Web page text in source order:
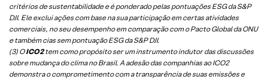
critérios de sustentabilidade e é ponderado pelas pontuações ESG da S&P
DJI. Ele exclui ações com base na sua participação em certas atividades
comerciais, no seu desempenho em comparação com o Pacto Global da ONU
e também cias sem pontuação ESG da S&P DJI.
(3) OICO2tem como propósito ser um instrumento indutor das discussões
sobre mudança do clima no Brasil. A adesão das companhias ao ICO2
demonstra o comprometimento com a transparência de suas emissões e